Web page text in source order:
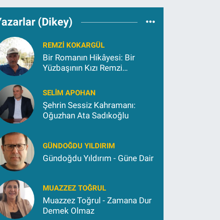
(Dikey)
REMZI KOKARGÜL
Bir Romanın Hikâyesi: Bir
Yüzbaşının Kızı Remzi
SELIM APOHAN
Şehrin Sessiz Kahramanı:
Oğuzhan Ata Sadıkoğlu
GÜNDOĞDU YILDIRIM
Gündoğdu Yıldırım - Güne Dair
MUAZZEZ TOĞRUL
Muazzez Toğrul - Zamana Dur
Demek Olmaz